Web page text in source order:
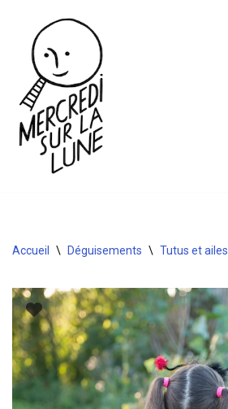
Aller
contenu
Accueil \ Déguisements \ Tutus et ailes